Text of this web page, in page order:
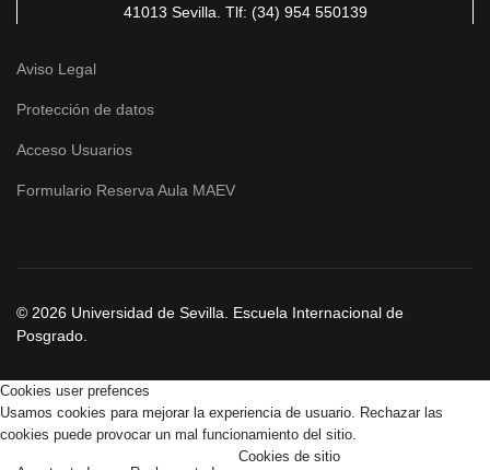
41013 Sevilla . Tlf: (34) 954 550139
Aviso Legal
Protección de datos
Acceso Usuarios
Formulario Reserva Aula MAEV
© 2026 Universidad de Sevilla. Escuela Internacional de
Posgrado.
Cookies user prefences
Usamos cookies para mejorar la experiencia de usuario. Rechazar las
cookies puede provocar un mal funcionamiento del sitio.
Cookies de sitio